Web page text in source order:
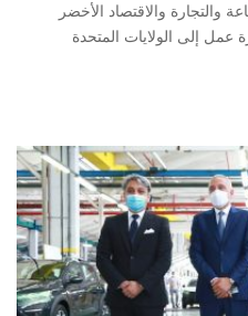
والتجارة والاقتصاد الأخضر
عمل إلى الولايات المتحدة